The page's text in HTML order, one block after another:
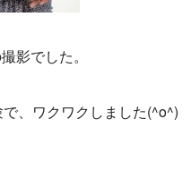
影でした。
、ワクワクしました(^o^)